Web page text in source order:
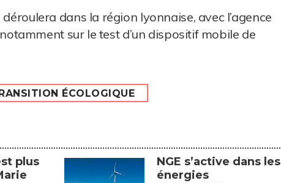
dans la région lyonnaise, avec l’agence
sur le test d’un dispositif mobile de
ÉCOLOGIQUE
plus
NGE s’active dans les
énergies